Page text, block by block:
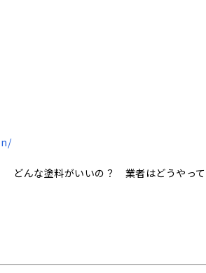
どんな塗料がいいの？ 業者はどうやっ